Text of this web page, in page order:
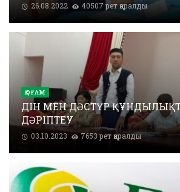
26.08.2022 40507 рет қаралды
ҚОҒАМ
ДІН МЕН ДӘСТҮР
ДӘРІПТЕУ
03.10.2023 7653 рет қаралды